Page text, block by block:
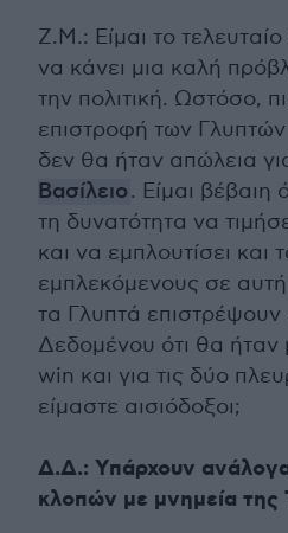
Ζ.Μ.: Είμαι το
να κάνει μια καλή
την πολιτική. Ωστόσο,
επιστροφή των
δεν θα ήταν απώλεια
Βασίλειο. Είμαι βέβαιη
τη δυνατότητα να
και να εμπλουτίσει και
εμπλεκόμενους σε
τα Γλυπτά
Δεδομένου ότι θα
win και για τις δύο
είμαστε αισιόδοξοι;
Δ.Δ.: Υπάρχουν ανάλογα
κλοπών με μνημεία της